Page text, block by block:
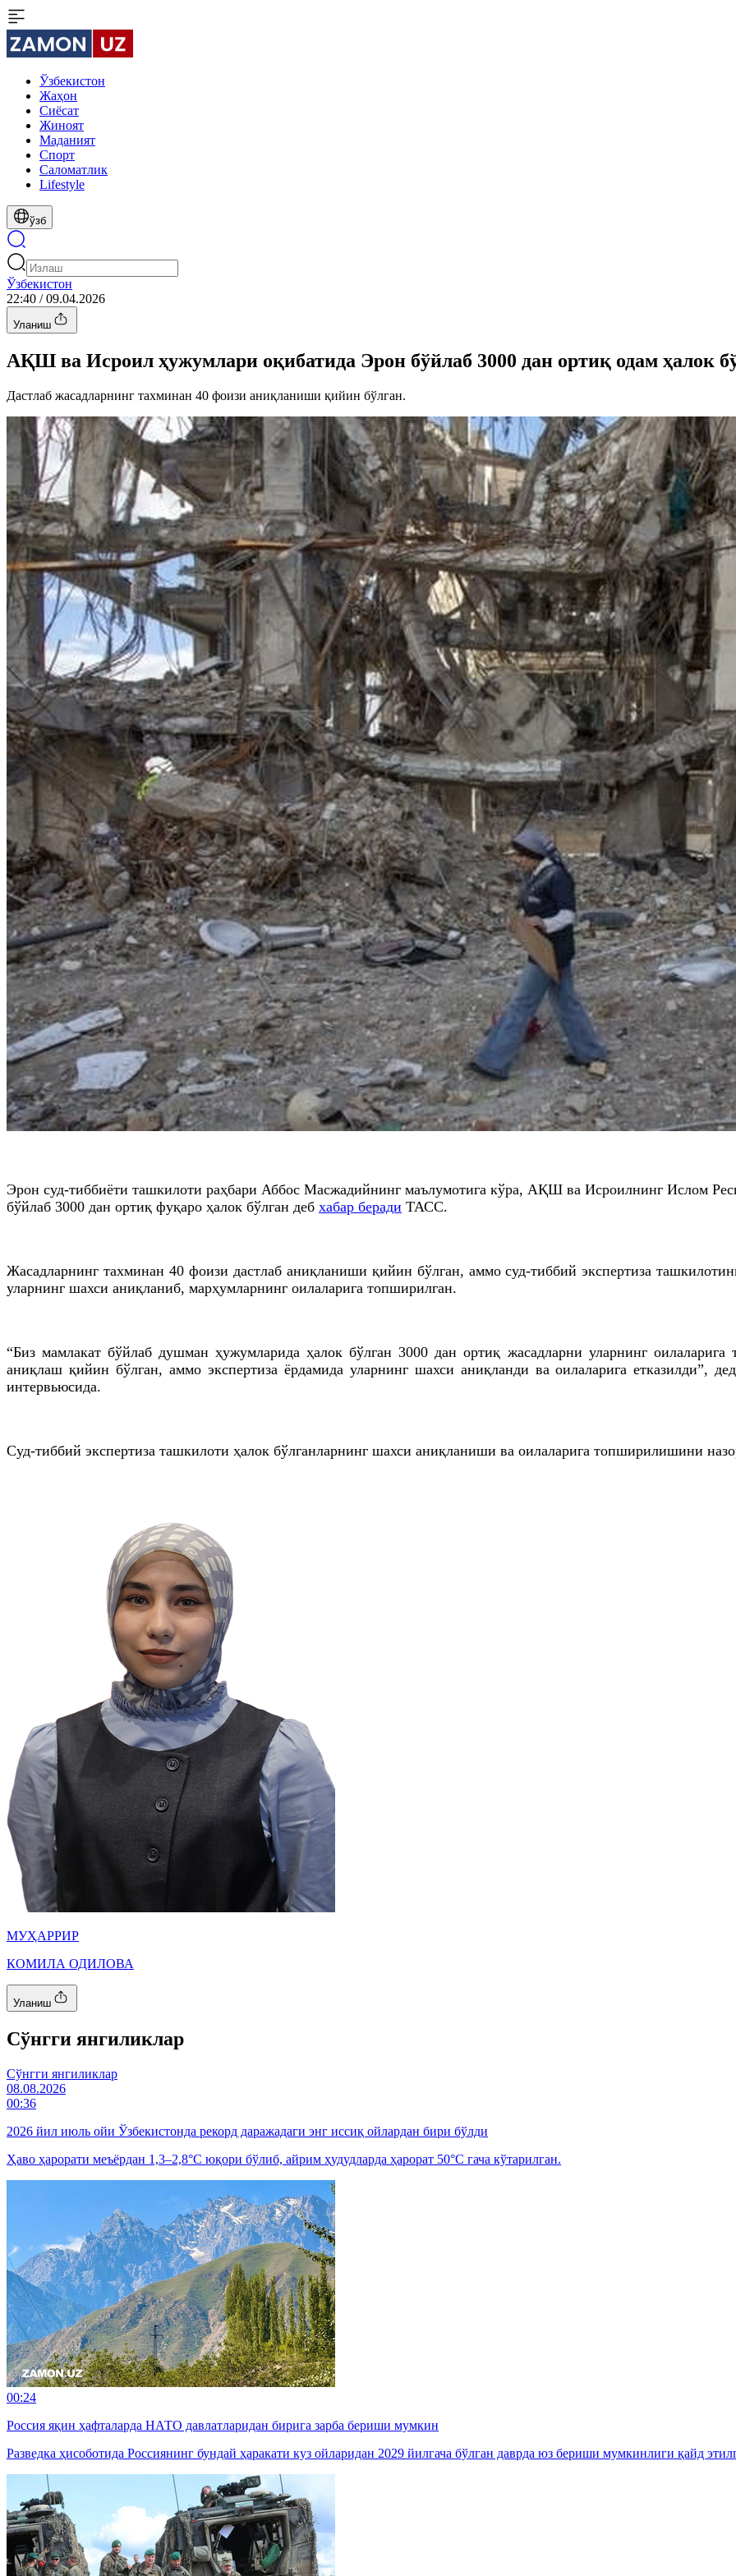
Ўзбекистон
Жаҳон
Сиёсат
Жиноят
Маданият
Спорт
Cаломатлик
Lifestyle
ўзб
Ўзбекистон
22:40 / 09.04.2026
Уланиш
АҚШ ва Исроил ҳужумлари оқибатида Эрон бўйлаб 3000 дан ортиқ одам ҳалок
Дастлаб жасадларнинг тахминан 40 фоизи аниқланиши қийин бўлган.
Эрон суд-тиббиёти ташкилоти раҳбари Аббос Масжадийнинг маълумотига кўра, АҚШ ва Исроилнинг Ислом
бўйлаб 3000 дан ортиқ фуқаро ҳалок бўлган деб хабар беради ТАСС.
Жасадларнинг тахминан 40 фоизи дастлаб аниқланиши қийин бўлган, аммо суд-тиббий экспертиза
уларнинг шахси аниқланиб, марҳумларнинг оилаларига топширилган.
“Биз мамлакат бўйлаб душман ҳужумларида ҳалок бўлган 3000 дан ортиқ жасадларни уларнинг
аниқлаш қийин бўлган, аммо экспертиза ёрдамида уларнинг шахси аниқланди ва оилаларига етказилди”,
интервьюсида.
Суд-тиббий экспертиза ташкилоти ҳалок бўлганларнинг шахси аниқланиши ва оилаларига топширилишини
МУҲАРРИР
КОМИЛА ОДИЛОВА
Уланиш
Cўнгги янгиликлар
Cўнгги янгиликлар
08.08.2026
00:36
2026 йил июль ойи Ўзбекистонда рекорд даражадаги энг иссиқ ойлардан бири бўлди
Ҳаво ҳарорати меъёрдан 1,3–2,8°C юқори бўлиб, айрим ҳудудларда ҳарорат 50°C гача кўтарилган.
00:24
Россия яқин ҳафталарда НАТО давлатларидан бирига зарба бериши мумкин
Разведка ҳисоботида Россиянинг бундай ҳаракати куз ойларидан 2029 йилгача бўлган даврда юз бериши мумкинлиги қайд